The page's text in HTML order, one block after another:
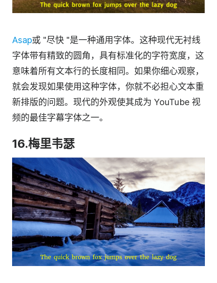
Asap或 "尽快 "是一种通用字体。这种现代无衬线
字体带有精致的圆角，具有标准化的字符宽度，这
意味着所有文本行的长度相同。如果你细心观察，
就会发现如果使用这种字体，你就不必担心文本重
新排版的问题。现代的外观使其成为 YouTube 视
频的最佳字幕字体之一。
16.梅里韦瑟